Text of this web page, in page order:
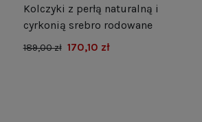
Kolczyki z perłą naturalną i
cyrkonią srebro rodowane
189,00 zł 170,10 zł